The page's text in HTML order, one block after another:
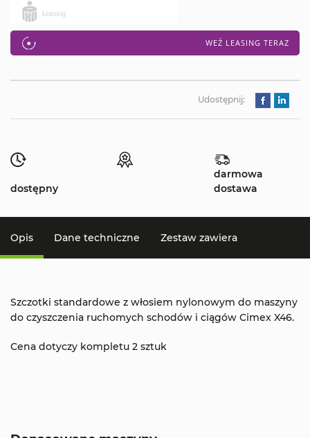
WEŹ LEASING TERAZ
Udostępnij:
dostępny
darmowa
dostawa
Opis Dane techniczne Zestaw zawiera
Szczotki standardowe z włosiem nylonowym do maszyny
do czyszczenia ruchomych schodów i ciągów Cimex X46.
Cena dotyczy kompletu 2 sztuk